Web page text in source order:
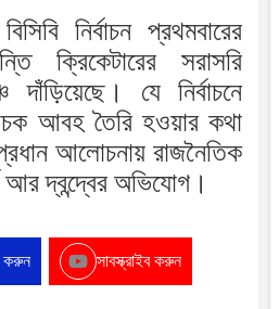
নির্বাচন প্রথমবারের
ক্রিকেটারের সরাসরি
দাঁড়িয়েছে। যে নির্বাচনে
আবহ তৈরি হওয়ার কথা
আলোচনায় রাজনৈতিক
আর দ্বন্দ্বের অভিযোগ।
সাবস্ক্রাইব করুন